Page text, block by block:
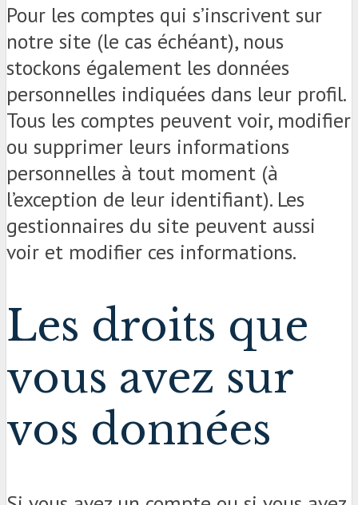
Pour les comptes qui s’inscrivent sur
notre site (le cas échéant), nous
stockons également les données
personnelles indiquées dans leur profil.
Tous les comptes peuvent voir, modifier
ou supprimer leurs informations
personnelles à tout moment (à
l’exception de leur identifiant). Les
gestionnaires du site peuvent aussi
voir et modifier ces informations.
Les droits que
vous avez sur
vos données